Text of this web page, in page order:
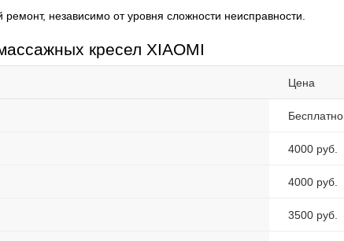
независимо от уровня сложности неисправности.
кресел XIAOMI
Цена
Бесплатно
4000 руб.
4000 руб.
3500 руб.